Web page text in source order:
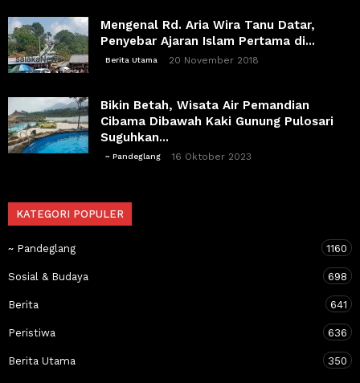
Mengenal Rd. Aria Wira Tanu Datar,
Penyebar Ajaran Islam Pertama di...
Berita Utama 20 November 2018
Bikin Betah, Wisata Air Pemandian
Cibama Dibawah Kaki Gunung Pulosari
Suguhkan...
~ Pandeglang 16 Oktober 2023
KATEGORI POPULER
~ Pandeglang 1160
Sosial & Budaya 698
Berita 641
Peristiwa 636
Berita Utama 350